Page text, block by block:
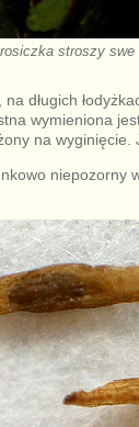
stroszy
na długich
wymieniona
na wyginięcie.
niepozorny